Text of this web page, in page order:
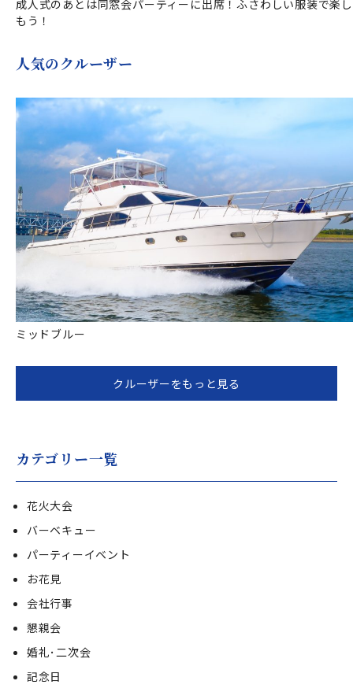
成人式のあとは同窓会パーティーに出席！ふさわしい服装で楽し
もう！
人気のクルーザー
ミッドブルー
クルーザーをもっと見る
カテゴリー一覧
花火大会
バーベキュー
パーティーイベント
お花見
会社行事
懇親会
婚礼･二次会
記念日